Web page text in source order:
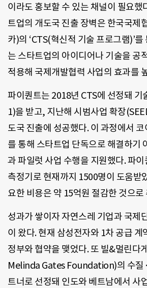
이라도 홍보할 수 있는 채널이 필요했
트업의 개도국 진출 장벽은 한국국제
카)의 ‘CTS(혁신적 기술 프로그램)’
는 스타트업의 아이디어나 기술을 공
적용해 국제개발협력 사업의 효과를
파이퀀트는 2018년 CTS에 선정돼 기
1)을 받고, 지난해 시범사업 확장
도국 진출에 성공했다. 이 과정에서
를 통해 스타트업 단독으로 해결하기
과 파일럿 사업 수행을 지원했다. 파
측정기로 현재까지 1500명이 도움받
요한 비용은 약 15억원 절감한 것으로
성과가 쌓이자 자연스레 기업과 국제
이 왔다. 현재 삼성전자와 1차 공급 계
정부와 협약을 맺었다. 또 빌&멀린다
Melinda Gates Foundation)의 수질
트너로 선정돼 인도와 베트남에서 사